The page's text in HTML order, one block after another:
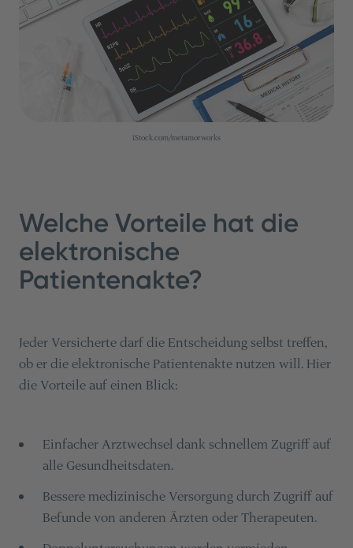
iStock.com/metamorworks
Welche Vorteile hat die
elektronische
Patientenakte?
Jeder Versicherte darf die Entscheidung selbst treffen,
ob er die elektronische Patientenakte nutzen will. Hier
die Vorteile auf einen Blick:
Einfacher Arztwechsel dank schnellem Zugriff auf
alle Gesundheitsdaten.
Bessere medizinische Versorgung durch Zugriff auf
Befunde von anderen Ärzten oder Therapeuten.